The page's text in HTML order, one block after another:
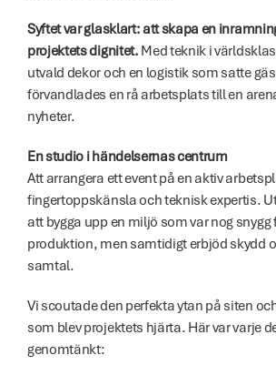
Syftet var glasklart: att skapa en
projektets dignitet. Med teknik i
utvald dekor och en logistik som satte
förvandlades en rå arbetsplats till en
nyheter.
En studio i händelsernas centrum
Att arrangera ett event på en aktiv
fingertoppskänsla och teknisk expertis.
att bygga upp en miljö som var nog snygg
produktion, men samtidigt erbjöd skydd
samtal.
Vi scoutade den perfekta ytan på siten
som blev projektets hjärta. Här var varje
genomtänkt: